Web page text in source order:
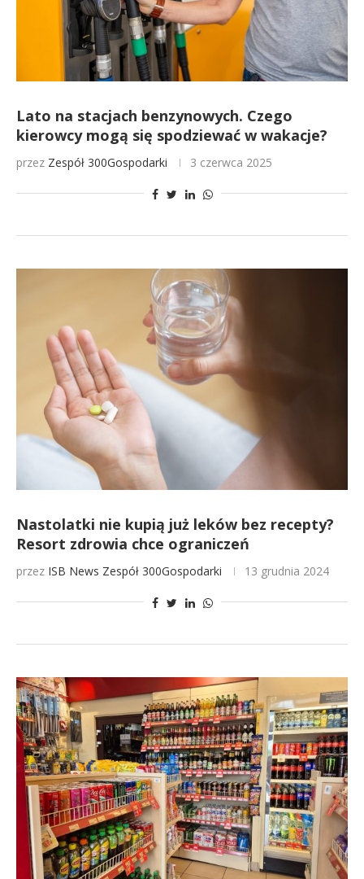
Lato na stacjach benzynowych. Czego
kierowcy mogą się spodziewać w wakacje?
przez Zespół 300Gospodarki 3 czerwca 2025
Nastolatki nie kupią już leków bez recepty?
Resort zdrowia chce ograniczeń
przez ISB News Zespół 300Gospodarki 13 grudnia 2024